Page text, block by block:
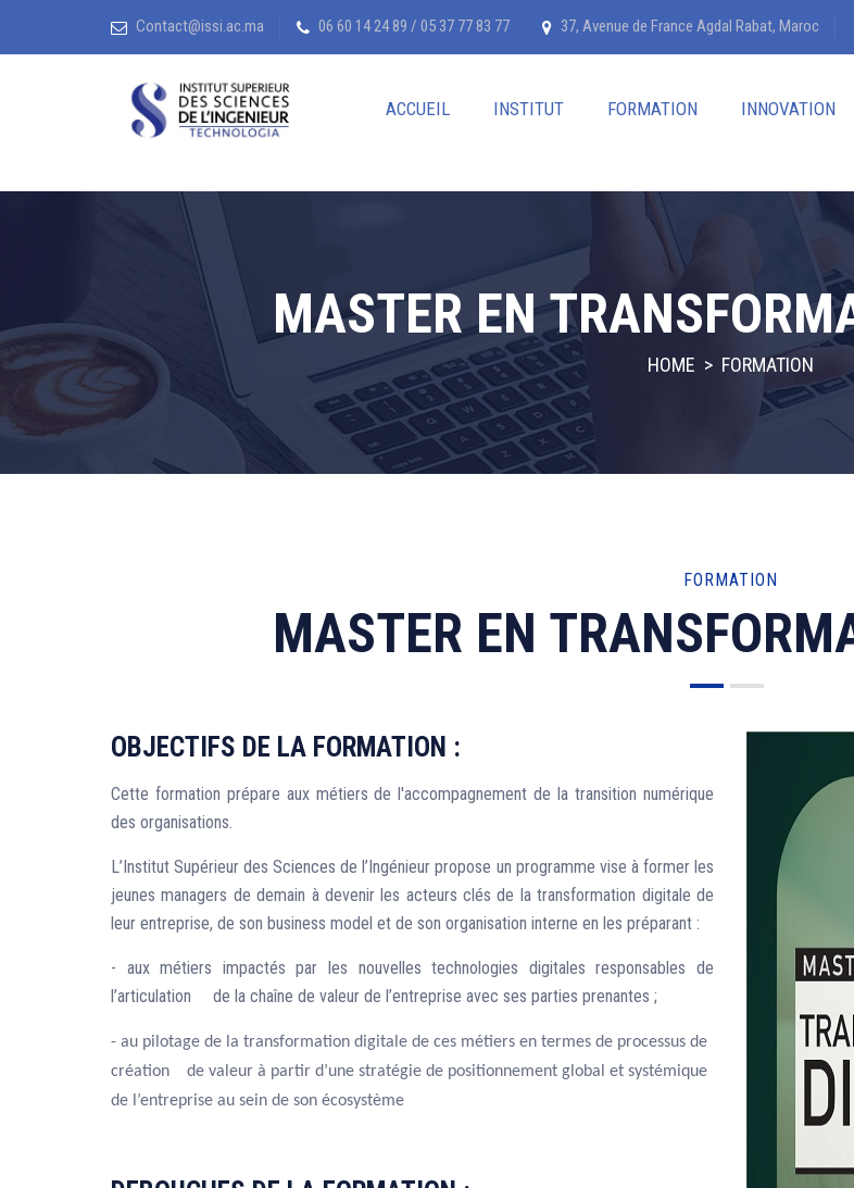
Contact@issi.ac.ma 06 60 14 24 89 / 05 37 77 83 77 37, Avenue de France Agdal Rabat, Maroc
ACCUEIL INSTITUT FORMATION INNOVATION
MASTER EN
HOME > FORMATION
FORMATION
MASTER EN
OBJECTIFS DE LA FORMATION :
Cette formation prépare aux métiers de l'accompagnement de la transition numérique
des organisations.
L’Institut Supérieur des Sciences de l’Ingénieur propose un programme vise à former les
jeunes managers de demain à devenir les acteurs clés de la transformation digitale de
leur entreprise, de son business model et de son organisation interne en les préparant :
- aux métiers impactés par les nouvelles technologies digitales responsables de
l’articulation de la chaîne de valeur de l’entreprise avec ses parties prenantes ;
- au pilotage de la transformation digitale de ces métiers en termes de processus de
création de valeur à partir d’une stratégie de positionnement global et systémique
de l’entreprise au sein de son écosystème